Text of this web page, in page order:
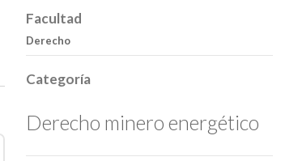
Facultad
Derecho
Categoría
Derecho minero energético